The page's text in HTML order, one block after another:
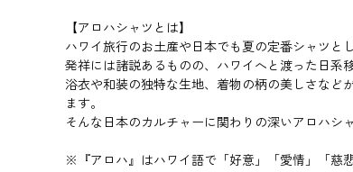
【アロハシャツとは】
ハワイ旅行のお土産や日本でも夏の定番シャツと
発祥には諸説あるものの、ハワイへと渡った日系
浴衣や和装の独特な生地、着物の柄の美しさな
ます。
そんな日本のカルチャーに関わりの深いアロハシ
※『アロハ』はハワイ語で「好意」「愛情」「慈